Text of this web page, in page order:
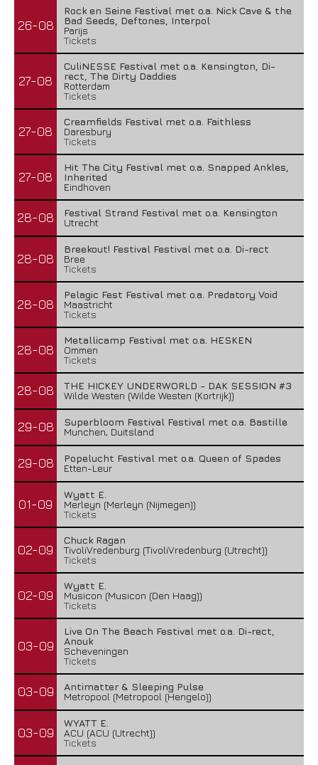
26-08
Rock en Seine Festival met o.a. Nick Cave & the
Bad Seeds, Deftones, Interpol
Parijs
Tickets
27-08
CuliNESSE Festival met o.a. Kensington, Di-
rect, The Dirty Daddies
Rotterdam
Tickets
27-08
Creamfields Festival met o.a. Faithless
Daresbury
Tickets
27-08
Hit The City Festival met o.a. Snapped Ankles,
Inherited
Eindhoven
28-08
Festival Strand Festival met o.a. Kensington
Utrecht
28-08
Breekout! Festival Festival met o.a. Di-rect
Bree
Tickets
28-08
Pelagic Fest Festival met o.a. Predatory Void
Maastricht
Tickets
28-08
Metallicamp Festival met o.a. HESKEN
Ommen
Tickets
28-08
THE HICKEY UNDERWORLD - DAK SESSION #3
Wilde Westen (Wilde Westen (Kortrijk))
29-08
Superbloom Festival Festival met o.a. Bastille
Munchen, Duitsland
29-08
Popelucht Festival met o.a. Queen of Spades
Etten-Leur
01-09
Wyatt E.
Merleyn (Merleyn (Nijmegen))
Tickets
02-09
Chuck Ragan
TivoliVredenburg (TivoliVredenburg (Utrecht))
Tickets
02-09
Wyatt E.
Musicon (Musicon (Den Haag))
Tickets
03-09
Live On The Beach Festival met o.a. Di-rect,
Anouk
Scheveningen
Tickets
03-09
Antimatter & Sleeping Pulse
Metropool (Metropool (Hengelo))
03-09
WYATT E.
ACU (ACU (Utrecht))
Tickets